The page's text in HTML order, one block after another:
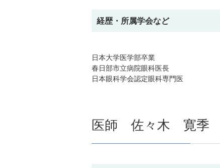
経歴・所属学会など
日本大学医学部卒業
春日部市立病院眼科医長
日本眼科学会認定眼科専門医
医師 佐々木 寛季